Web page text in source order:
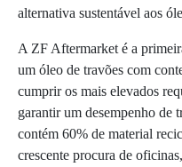
alternativa sustentável aos
A ZF Aftermarket é a
um óleo de travões com
cumprir os mais elevados
garantir um desempenho de
contém 60% de material
crescente procura de